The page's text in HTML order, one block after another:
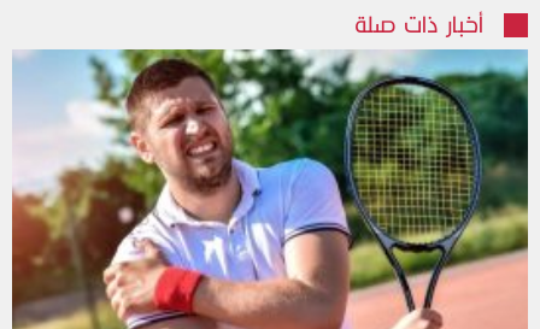
أخبار ذات صلة